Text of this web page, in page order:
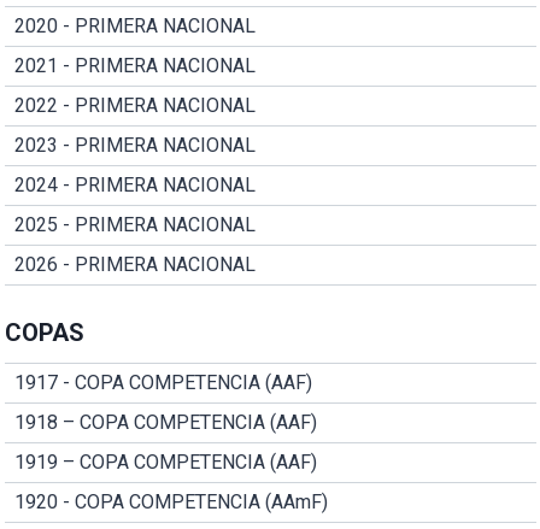
2020 - PRIMERA NACIONAL
2021 - PRIMERA NACIONAL
2022 - PRIMERA NACIONAL
2023 - PRIMERA NACIONAL
2024 - PRIMERA NACIONAL
2025 - PRIMERA NACIONAL
2026 - PRIMERA NACIONAL
COPAS
1917 - COPA COMPETENCIA (AAF)
1918 – COPA COMPETENCIA (AAF)
1919 – COPA COMPETENCIA (AAF)
1920 - COPA COMPETENCIA (AAmF)